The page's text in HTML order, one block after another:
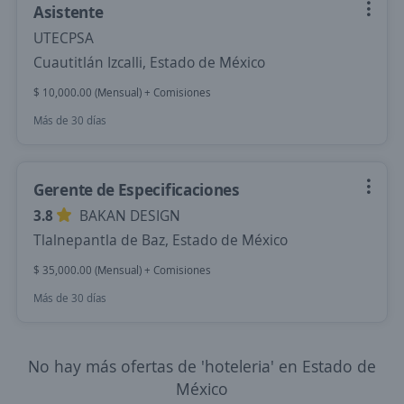
Asistente
UTECPSA
Cuautitlán Izcalli, Estado de México
$ 10,000.00 (Mensual) + Comisiones
Más de 30 días
Gerente de Especificaciones
3.8
BAKAN DESIGN
Tlalnepantla de Baz, Estado de México
$ 35,000.00 (Mensual) + Comisiones
Más de 30 días
No hay más ofertas de 'hoteleria' en Estado de
México